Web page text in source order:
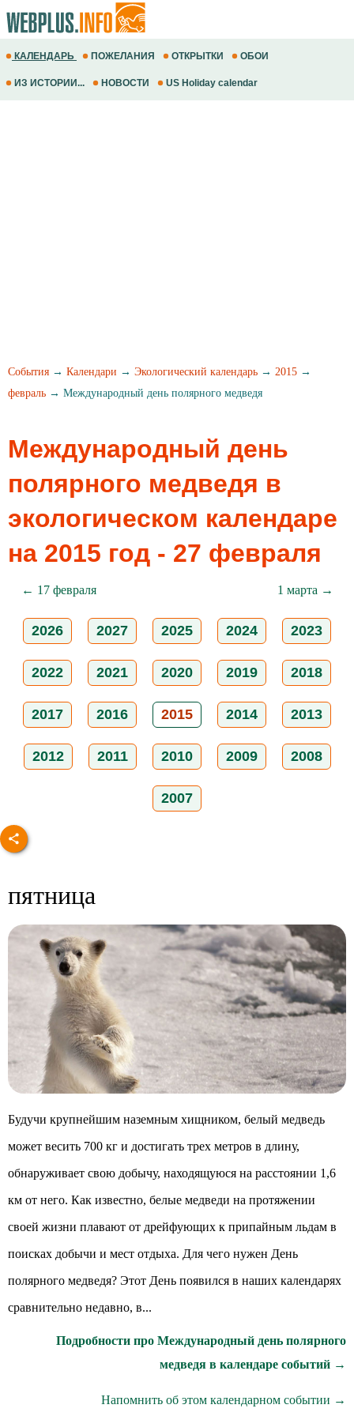
КАЛЕНДАРЬ ПОЖЕЛАНИЯ ОТКРЫТКИ ОБОИ
ИЗ ИСТОРИИ... НОВОСТИ US Holiday calendar
События → Календари → Экологический календарь → 2015 →
февраль → Международный день полярного медведя
Международный день
полярного медведя в
экологическом календаре
на 2015 год - 27 февраля
← 17 февраля 1 марта →
2026 2027 2025 2024 2023
2022 2021 2020 2019 2018
2017 2016 2015 2014 2013
2012 2011 2010 2009 2008
2007
пятница
Будучи крупнейшим наземным хищником, белый медведь
может весить 700 кг и достигать трех метров в длину,
обнаруживает свою добычу, находящуюся на расстоянии 1,6
км от него. Как известно, белые медведи на протяжении
своей жизни плавают от дрейфующих к припайным льдам в
поисках добычи и мест отдыха. Для чего нужен День
полярного медведя? Этот День появился в наших календарях
сравнительно недавно, в...
Подробности про Международный день полярного
медведя в календаре событий →
Напомнить об этом календарном событии →